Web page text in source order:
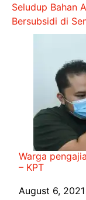
Seludup Bahan
Bersubsidi di
Warga
– KPT
Date
August 6, 2021